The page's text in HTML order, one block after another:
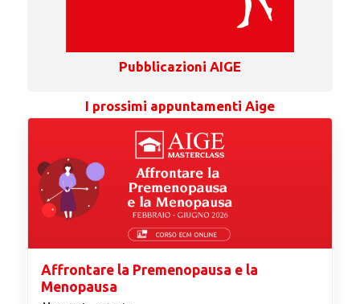
Pubblicazioni AIGE
I prossimi appuntamenti Aige
Affrontare la Premenopausa e la
Menopausa